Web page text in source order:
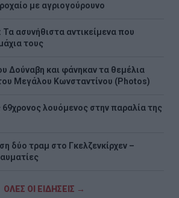
με αγριογούρουνο
Τα ασυνήθιστα αντικείμενα που
τους
Δούναβη και φάνηκαν τα θεμέλια
Μεγάλου Κωνσταντίνου (Photos)
69χρονος λουόμενος στην παραλία της
δύο τραμ στο Γκελζενκίρχεν –
ΟΛΕΣ ΟΙ ΕΙΔΗΣΕΙΣ →